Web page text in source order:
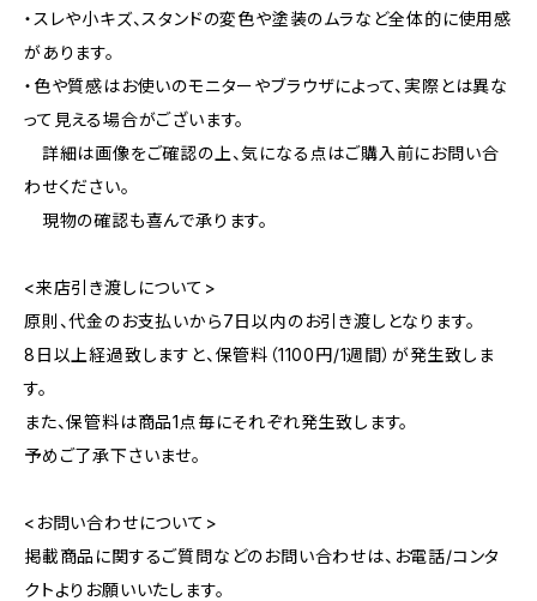
・スレや小キズ、スタンドの変色や塗装のムラなど全体的に使用感
があります。
・色や質感はお使いのモニターやブラウザによって、実際とは異な
って見える場合がございます。
詳細は画像をご確認の上、気になる点はご購入前にお問い合
わせください。
現物の確認も喜んで承ります。
<来店引き渡しについて>
原則、代金のお支払いから7日以内のお引き渡しとなります。
8日以上経過致しますと、保管料（1100円/1週間）が発生致しま
す。
また、保管料は商品1点毎にそれぞれ発生致します。
予めご了承下さいませ。
<お問い合わせについて>
掲載商品に関するご質問などのお問い合わせは、お電話/コンタ
クトよりお願いいたします。